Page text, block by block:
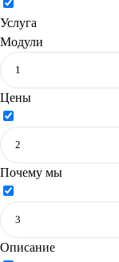
Услуга
Модули
Цены
Почему мы
Описание